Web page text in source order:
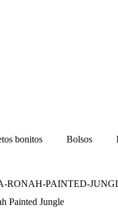
bonitos Bolsos
Painted Jungle